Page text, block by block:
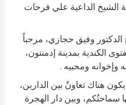
الشيخ الداعية علي فرحات
وفيق حجازي، مرحباً
الكندية بمدينة إدمنتون،
وإخوانه ومحبيه .
هناك تعاونٌ بين الدارين،
سماحتُكم، وبين دار الهجرة